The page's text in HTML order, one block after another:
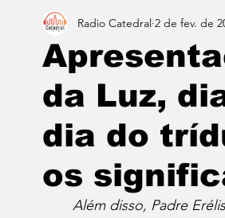
ESPORTE
da Luz,
dia do
os
Radio Catedral 2 de fev. de
Além disso, Padre